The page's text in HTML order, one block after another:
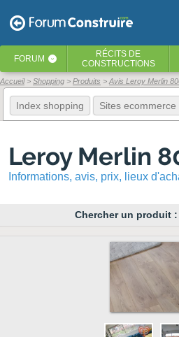
FORUM ‹ RÉCITS DE
CONSTRUCTIONS
Accueil Shopping Produits Avis Leroy Merlin
Index shopping Sites ecommerce
Leroy Merlin
Informations, avis, prix, lieux
Chercher un produit :
18